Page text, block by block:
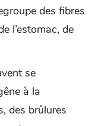
des fibres
l’estomac, de
se
à la
des brûlures